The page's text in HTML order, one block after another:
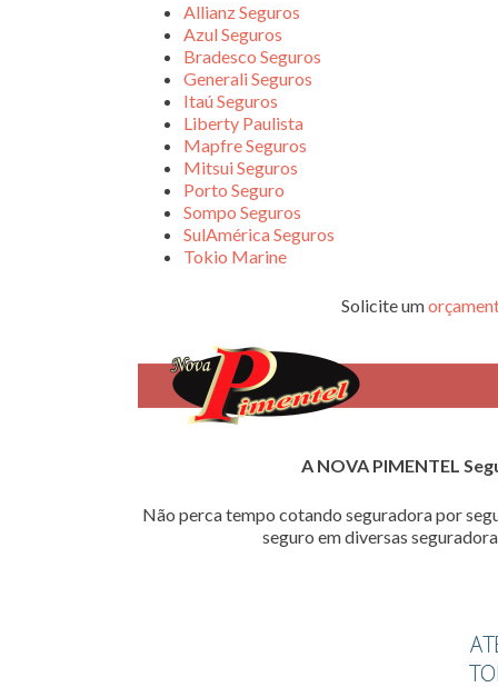
Allianz Seguros
Azul Seguros
Bradesco Seguros
Generali Seguros
Itaú Seguros
Liberty Paulista
Mapfre Seguros
Mitsui Seguros
Porto Seguro
Sompo Seguros
SulAmérica Seguros
Tokio Marine
Solicite um
A NOVA PIMENTEL
Não perca tempo cotando seguradora por
seguro em diversas